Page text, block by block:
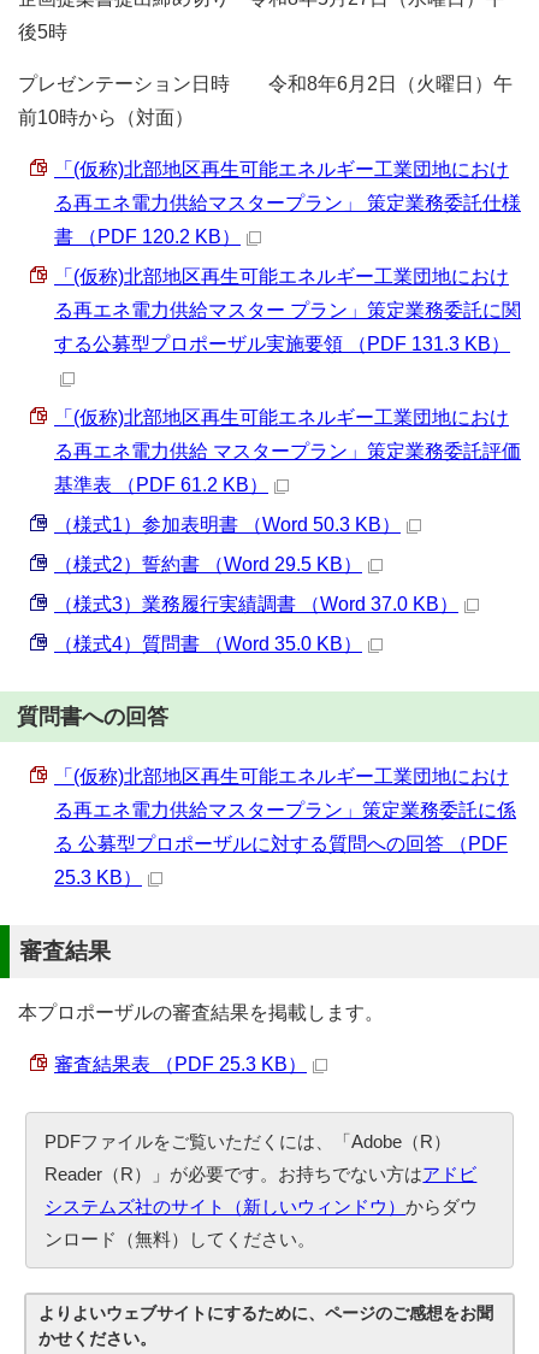
後5時
プレゼンテーション日時 令和8年6月2日（火曜日）午
前10時から（対面）
「(仮称)北部地区再生可能エネルギー工業団地におけ
る再エネ電力供給マスタープラン」 策定業務委託仕様
書 （PDF 120.2 KB）
「(仮称)北部地区再生可能エネルギー工業団地におけ
る再エネ電力供給マスター プラン」策定業務委託に関
する公募型プロポーザル実施要領 （PDF 131.3 KB）
「(仮称)北部地区再生可能エネルギー工業団地におけ
る再エネ電力供給 マスタープラン」策定業務委託評価
基準表 （PDF 61.2 KB）
（様式1）参加表明書 （Word 50.3 KB）
（様式2）誓約書 （Word 29.5 KB）
（様式3）業務履行実績調書 （Word 37.0 KB）
（様式4）質問書 （Word 35.0 KB）
質問書への回答
「(仮称)北部地区再生可能エネルギー工業団地におけ
る再エネ電力供給マスタープラン」策定業務委託に係
る 公募型プロポーザルに対する質問への回答 （PDF
25.3 KB）
審査結果
本プロポーザルの審査結果を掲載します。
審査結果表 （PDF 25.3 KB）
PDFファイルをご覧いただくには、「Adobe（R）
Reader（R）」が必要です。お持ちでない方はアドビ
システムズ社のサイト（新しいウィンドウ）からダウ
ンロード（無料）してください。
よりよいウェブサイトにするために、ページのご感想をお聞
かせください。